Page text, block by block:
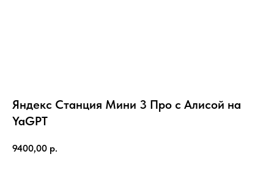
Яндекс Станция Мини 3 Про с Алисой на
YaGPT
9400,00 р.